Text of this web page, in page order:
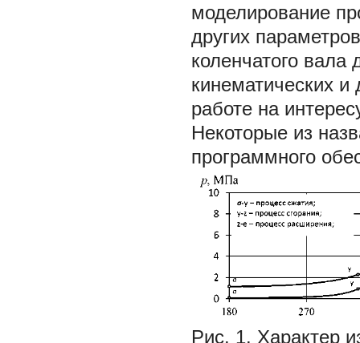
моделирование
других
коленчатого вала
кинематических и
работе на
Некоторые из
программного
Рис. 1. Характер